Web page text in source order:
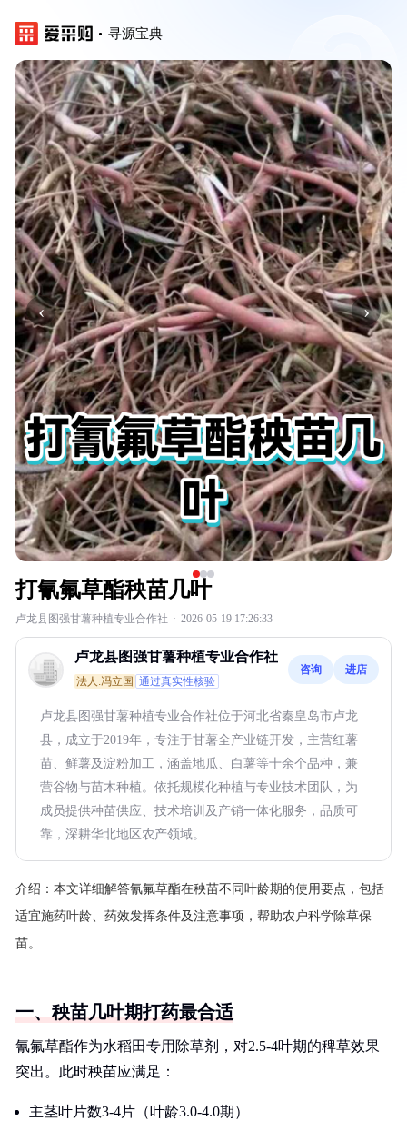
寻源宝典
‹ ›
打氰氟草酯秧苗几叶
卢龙县图强甘薯种植专业合作社 · 2026-05-19 17:26:33
卢龙县图强甘薯种植专业合作社
法人:冯立国 通过真实性核验
咨询 进店
卢龙县图强甘薯种植专业合作社位于河北省秦皇岛市卢龙
县，成立于2019年，专注于甘薯全产业链开发，主营红薯
苗、鲜薯及淀粉加工，涵盖地瓜、白薯等十余个品种，兼
营谷物与苗木种植。依托规模化种植与专业技术团队，为
成员提供种苗供应、技术培训及产销一体化服务，品质可
靠，深耕华北地区农产领域。
介绍： 本文详细解答氰氟草酯在秧苗不同叶龄期的使用要点，包括
适宜施药叶龄、药效发挥条件及注意事项，帮助农户科学除草保
苗。
一、秧苗几叶期打药最合适
氰氟草酯作为水稻田专用除草剂，对2.5-4叶期的稗草效果
突出。此时秧苗应满足：
主茎叶片数3-4片（叶龄3.0-4.0期）